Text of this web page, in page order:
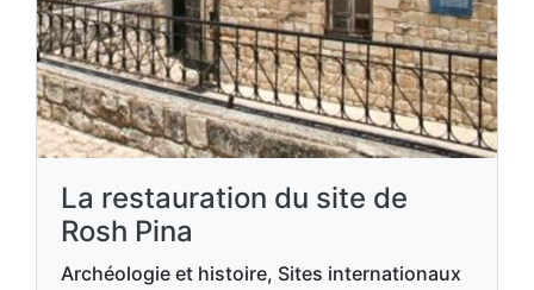
La restauration du site de
Rosh Pina
Archéologie et histoire, Sites internationaux